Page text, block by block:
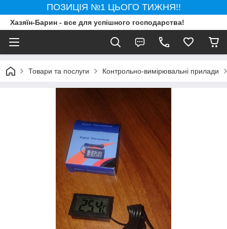
ПОЗИЦІЯ №1 ЦЬОГО ТИЖНЯ!!
Хазяїн-Барин - все для успішного господарства!
Товари та послуги Контрольно-вимірювальні прилади